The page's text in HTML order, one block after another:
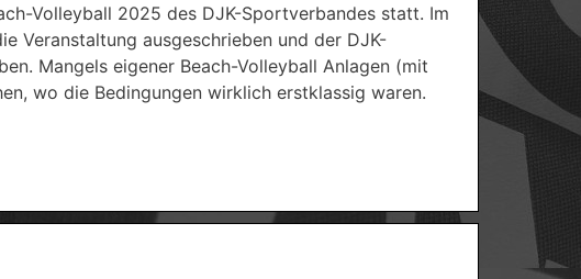
Volleyball 2025 des DJK-Sportverbandes statt. Im
Veranstaltung ausgeschrieben und der DJK-
Mangels eigener Beach-Volleyball Anlagen (mit
wo die Bedingungen wirklich erstklassig waren.